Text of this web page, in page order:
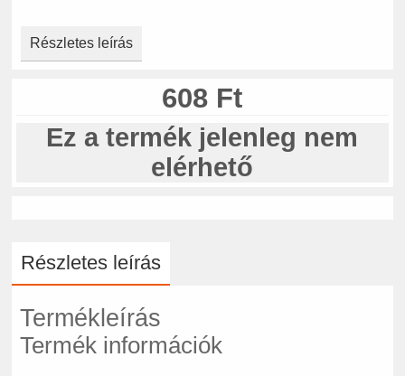
Részletes leírás
608 Ft
Ez a termék jelenleg nem
elérhető
Részletes leírás
Termékleírás
Termék információk